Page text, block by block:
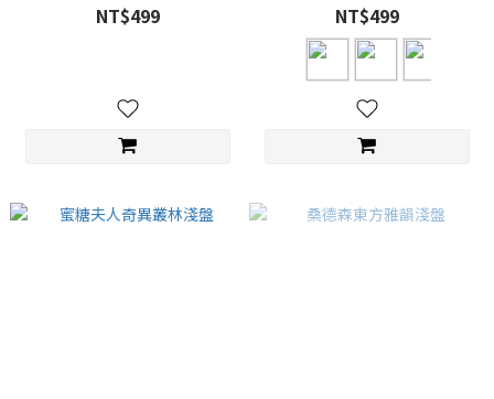
NT$499 NT$499